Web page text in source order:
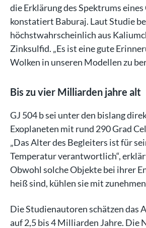
die Erklärung des Spektrums eines
konstatiert Baburaj. Laut Studie
höchstwahrscheinlich aus
Zinksulfid. „Es ist eine gute
Wolken in unseren Modellen zu
Bis zu vier Milliarden jahre alt
GJ 504 b sei unter den bislang
Exoplaneten mit rund 290 Grad
„Das Alter des Begleiters ist für
Temperatur verantwortlich“,
Obwohl solche Objekte bei ihrer
heiß sind, kühlen sie mit
Die Studienautoren schätzen das
auf 2,5 bis 4 Milliarden Jahre. Die